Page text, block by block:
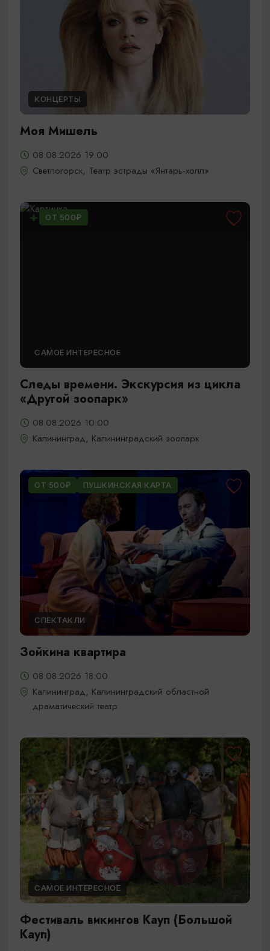
КОНЦЕРТЫ
Моя Мишель
08.08.2026 19:00
Светлогорск, Театр эстрады «Янтарь-холл»
ОТ 500₽
САМОЕ ИНТЕРЕСНОЕ
Следы времени. Экскурсия из цикла
«Другой зоопарк»
08.08.2026 10:00
Калининград, Калининградский зоопарк
ОТ 500₽ ПУШКИНСКАЯ КАРТА
СПЕКТАКЛИ
Зойкина квартира
08.08.2026 18:00
Калининград, Калининградский областной
драматический театр
САМОЕ ИНТЕРЕСНОЕ
Фестиваль викингов Кауп (Большой
Кауп)